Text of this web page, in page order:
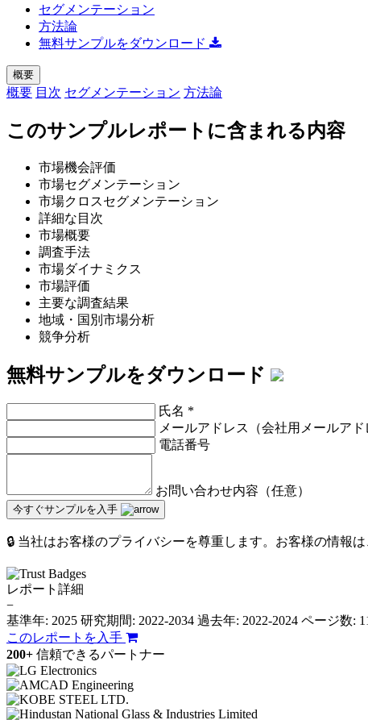
セグメンテーション
方法論
無料サンプルをダウンロード
概要
概要 目次 セグメンテーション 方法論
このサンプルレポートに含まれる内容
市場機会評価
市場セグメンテーション
市場クロスセグメンテーション
詳細な目次
市場概要
調査手法
市場ダイナミクス
市場評価
主要な調査結果
地域・国別市場分析
競争分析
無料サンプルをダウンロード
氏名 *
メールアドレス（会社用メールアド
電話番号
お問い合わせ内容（任意）
今すぐサンプルを入手
🔒 当社はお客様のプライバシーを尊重します。お客様の情報
レポート詳細
−
基準年: 2025 研究期間: 2022-2034 過去年: 2022-2024 ページ数:
このレポートを入手
200+ 信頼できるパートナー